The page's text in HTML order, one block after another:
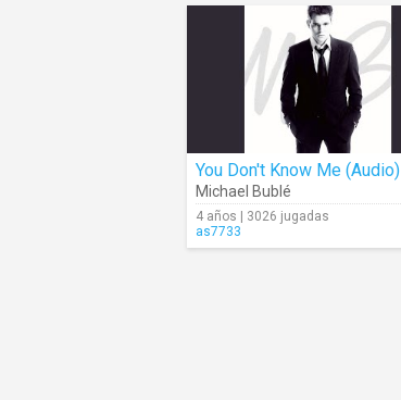
You Don't Know Me (Audio)
Michael Bublé
4 años | 3026 jugadas
as7733